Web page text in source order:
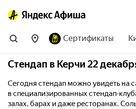
Сертификаты
Стендап в Керчи 22
Сегодня стендап можно увидеть на
в специализированных стендап-
залах, барах и даже ресторанах.